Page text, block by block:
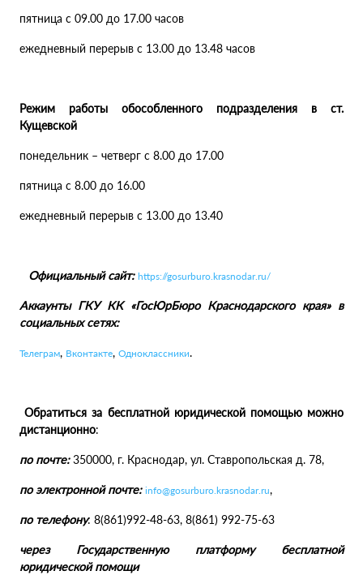
пятница с 09.00 до 17.00 часов
ежедневный перерыв с 13.00 до 13.48 часов
Режим работы обособленного подразделения в ст.
Кущевской
понедельник – четверг с 8.00 до 17.00
пятница с 8.00 до 16.00
ежедневный перерыв с 13.00 до 13.40
Официальный сайт: https://gosurburo.krasnodar.ru/
Аккаунты ГКУ КК «ГосЮрБюро Краснодарского края» в
социальных сетях:
Телеграм, Вконтакте, Одноклассники.
Обратиться за бесплатной юридической помощью можно
дистанционно:
по почте:350000, г. Краснодар, ул. Ставропольская д. 78,
по электронной почте: info@gosurburo.krasnodar.ru,
по телефону: 8(861)992-48-63, 8(861) 992-75-63
через Государственную платформу бесплатной
юридической помощи